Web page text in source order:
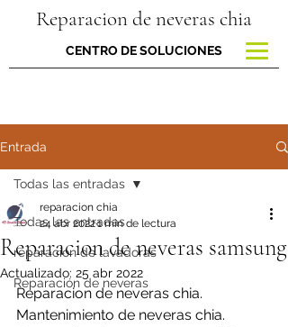
Reparacion de neveras chia
CENTRO DE SOLUCIONES
Entrada
Todas las entradas
reparacion de lavadoras
Reparación de neveras
Todas las entradas
Reparacion de neveras samsung
reparacion chia
24 abr 20221 min de lectura
Actualizado: 25 abr 2022
Reparacion de neveras chia.
Mantenimiento de neveras chia.